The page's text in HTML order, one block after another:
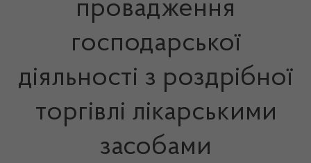
провадження
господарської
діяльності з роздрібної
торгівлі лікарськими
засобами